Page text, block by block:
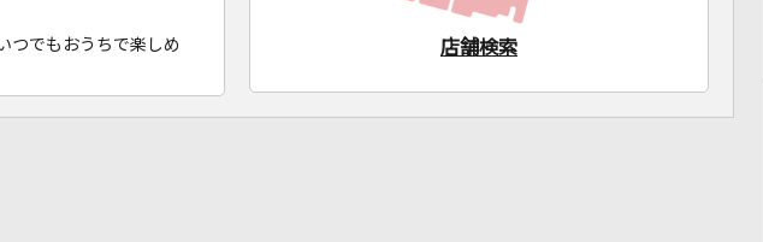
つでもおうちで楽しめ
店舗検索